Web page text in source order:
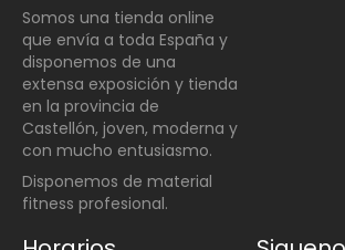
Somos una tienda online
que envía a toda España y
disponemos de una
extensa exposición y tienda
en la provincia de
Castellón, joven, moderna y
con mucho entusiasmo.
Disponemos de material
fitness profesional.